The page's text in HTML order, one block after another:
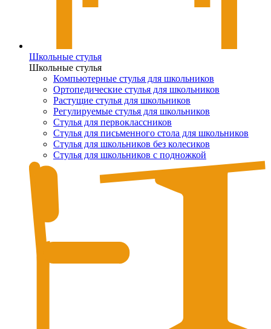
Школьные стулья
Школьные стулья
Компьютерные стулья для школьников
Ортопедические стулья для школьников
Растущие стулья для школьников
Регулируемые стулья для школьников
Стулья для первоклассников
Стулья для письменного стола для школьников
Стулья для школьников без колесиков
Стулья для школьников с подножкой